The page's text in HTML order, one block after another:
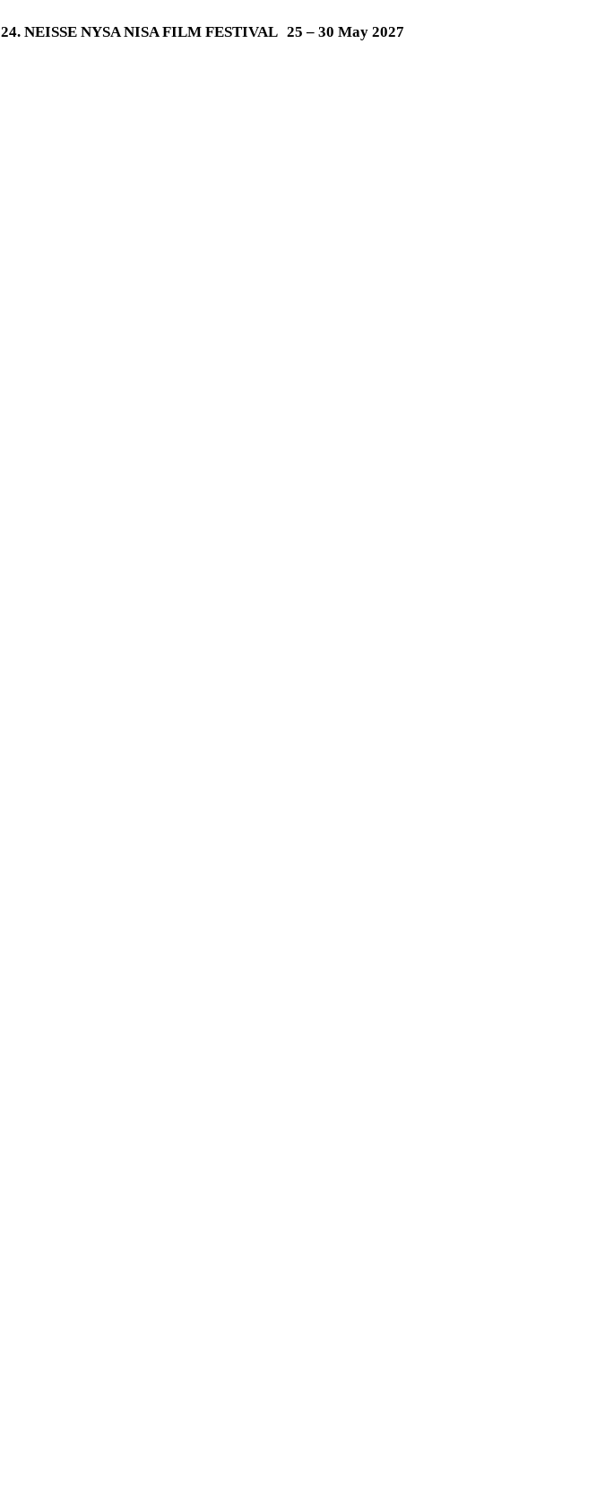
24. NEISSE NYSA NISA FILM FESTIVAL 25 – 30 May 2027